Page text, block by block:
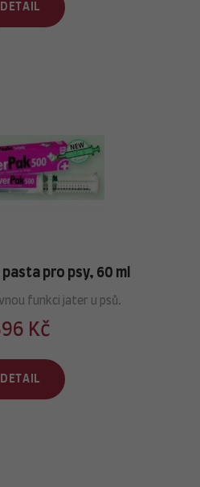
DETAIL
pasta pro psy, 60 ml
funkci jater u psů.
Kč
DETAIL